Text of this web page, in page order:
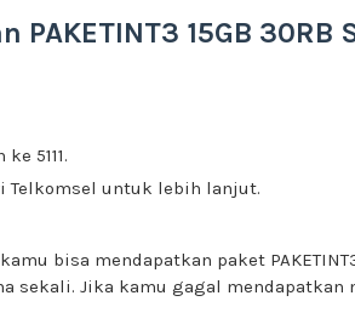
PAKETINT3 15GB 30RB
5111.
Telkomsel untuk lebih lanjut.
bisa mendapatkan paket
sekali. Jika kamu gagal